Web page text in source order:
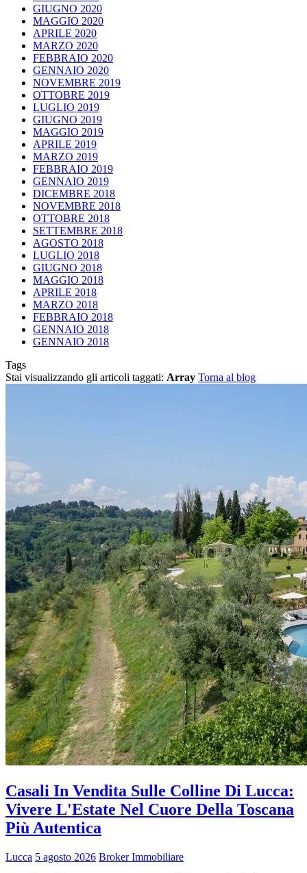
GIUGNO 2020
MAGGIO 2020
APRILE 2020
MARZO 2020
FEBBRAIO 2020
GENNAIO 2020
NOVEMBRE 2019
OTTOBRE 2019
LUGLIO 2019
GIUGNO 2019
MAGGIO 2019
APRILE 2019
MARZO 2019
FEBBRAIO 2019
GENNAIO 2019
DICEMBRE 2018
NOVEMBRE 2018
OTTOBRE 2018
SETTEMBRE 2018
AGOSTO 2018
LUGLIO 2018
GIUGNO 2018
MAGGIO 2018
APRILE 2018
MARZO 2018
FEBBRAIO 2018
GENNAIO 2018
GENNAIO 2018
Tags
Stai visualizzando gli articoli taggati: Array Torna al blog
Casali In Vendita Sulle Colline Di Lucca:
Vivere L'Estate Nel Cuore Della Toscana
Più Autentica
Lucca 5 agosto 2026 Broker Immobiliare